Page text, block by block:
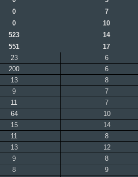
0 7
0 10
523 14
551 17
23 6
200 6
13 8
9 7
11 7
64 10
15 14
11 8
13 12
9 8
8 9